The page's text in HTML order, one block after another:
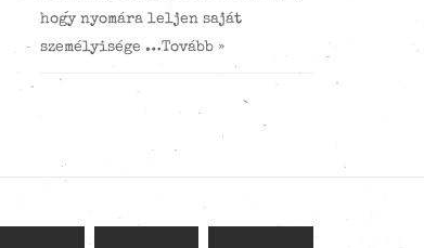
hogy nyomára leljen saját
személyisége …Tovább »